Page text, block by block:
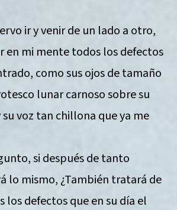
ir y venir de un lado a otro,
en mi mente todos los defectos
como sus ojos de tamaño
lunar carnoso sobre su
voz tan chillona que ya me
si después de tanto
lo mismo, ¿También tratará de
los defectos que en su día el